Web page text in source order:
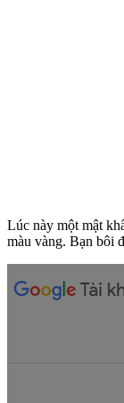
Lúc này một mật
màu vàng. Bạn bôi